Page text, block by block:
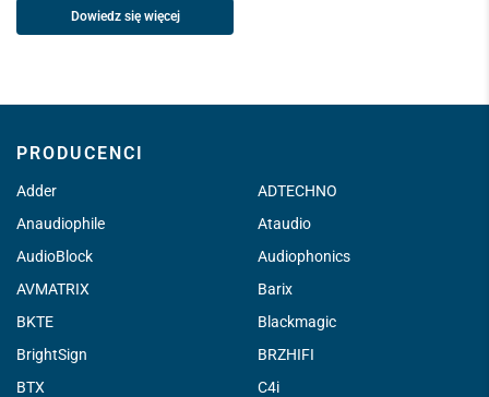
Dowiedz się więcej
PRODUCENCI
Adder
ADTECHNO
Anaudiophile
Ataudio
AudioBlock
Audiophonics
AVMATRIX
Barix
BKTE
Blackmagic
BrightSign
BRZHIFI
BTX
C4i